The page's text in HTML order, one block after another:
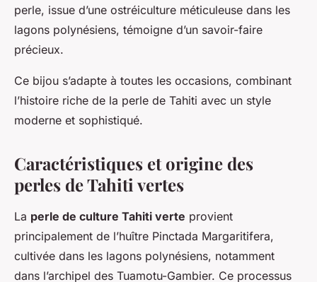
perle, issue d’une ostréiculture méticuleuse dans les
lagons polynésiens, témoigne d’un savoir-faire
précieux.
Ce bijou s’adapte à toutes les occasions, combinant
l’histoire riche de la perle de Tahiti avec un style
moderne et sophistiqué.
Caractéristiques et origine des
perles de Tahiti vertes
La perle de culture Tahiti verte provient
principalement de l’huître Pinctada Margaritifera,
cultivée dans les lagons polynésiens, notamment
dans l’archipel des Tuamotu-Gambier. Ce processus